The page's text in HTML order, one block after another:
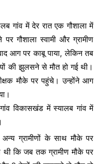
गांव में देर रात एक गौशाला में
गौशाला स्वामी और ग्रामीण
आग पर काबू पाया, लेकिन तब
की झुलसने से मौत हो गई थी।
मौके पर पहुंचे। उन्होंने आग
विकासखंड में स्यालब गांव में
ग्रामीणों के साथ मौके पर
कि जब तक ग्रामीण मौके पर